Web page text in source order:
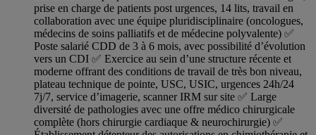
prise en charge de patients post urgences, 14 lits, travail en
collaboration avec une équipe pluridisciplinaire (oncologues,
médecins de soins palliatifs et de médecine polyvalente) ✅
Poste salarié CDD de 3 à 6 mois, avec possibilité d’évolution
vers un CDI ✅ Exercice au sein d’une structure récente et
moderne offrant des conditions de travail de très bon niveau,
plateau technique de pointe, USC, USIC, urgences 24h/24
7j/7, service d’imagerie, scanner IRM sur site ✅ Large
diversité de pathologies avec une offre médico chirurgicale
complète (hors chirurgie cardiaque & neurochirurgie) ✅